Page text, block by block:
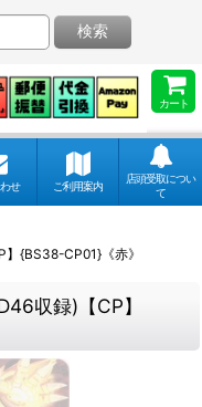
カート
検索
せ ご利用案内
店頭受取につい
て
{BS38-CP01}《赤》
収録)【CP】